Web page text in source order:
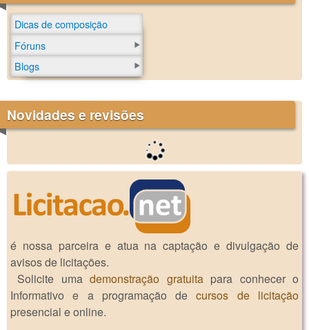
Dicas de composição
Fóruns
Blogs
Novidades e revisões
é nossa parceira e atua na captação e divulgação de
avisos de licitações.
Solicite umademonstração gratuitapara conhecer o
Informativo e a programação decursos de licitação
presencial e online.